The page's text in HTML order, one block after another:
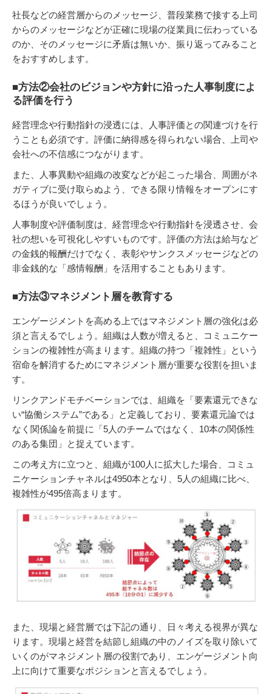
社長などの経営層からのメッセージ、普段業務で接する上司
からのメッセージなどが正確に現場の従業員に伝わっている
のか、そのメッセージに矛盾は無いか、振り返ってみること
をおすすめします。
■方法②会社のビジョンや方針に沿った人事制度によ
る評価を行う
経営理念や行動指針の浸透には、人事評価との関連づけを行
うことも必須です。評価に納得感を得られない場合、上司や
会社への不信感につながります。
また、人事異動や組織の改変などが起こった場合、周囲がネ
ガティブに受け取らぬよう、できる限り情報をオープンにす
るほうが良いでしょう。
人事制度や評価制度は、経営理念や行動指針を浸透させ、会
社の想いを可視化しやすいものです。評価の方法は給与など
の金銭的報酬だけでなく、表彰やサンクスメッセージなどの
非金銭的な「感情報酬」を活用することもあります。
■方法③マネジメント層を教育する
エンゲージメントを高める上ではマネジメント層の強化は必
須と言えるでしょう。組織は人数が増えると、コミュニケー
ションの複雑性が高まります。組織の持つ「複雑性」という
宿命を解消するためにマネジメント層が重要な役割を担いま
す。
リンクアンドモチベーションでは、組織を「要素還元できな
い“協働システム”である」と定義しており、要素還元論では
なく関係論を前提に「5⼈のチームではなく、10本の関係性
のある集団」と捉えています。
この考え方に立つと、組織が100人に拡大した場合、コミュ
ニケーションチャネルは4950本となり、5人の組織に比べ、
複雑性が495倍高まります。
また、現場と経営層では下記の通り、日々考える視界が異な
ります。現場と経営を結節し組織の中のノイズを取り除いて
いくのがマネジメント層の役割であり、エンゲージメント向
上に向けて重要なポジションと言えるでしょう。